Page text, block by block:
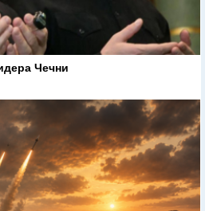
Чечни